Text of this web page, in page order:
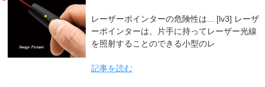
レーザーポインターの危険性は... [lv3] レーザ
ーポインターは、片手に持ってレーザー光線
を照射することのできる小型のレ
記事を読む